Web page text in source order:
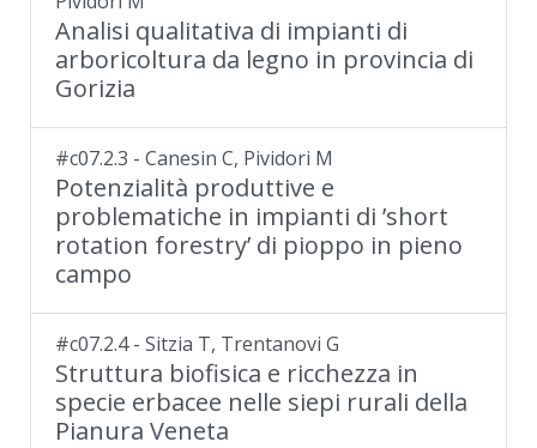
Analisi qualitativa di impianti di
arboricoltura da legno in provincia di
Gorizia
#c07.2.3 - Canesin C, Pividori M
Potenzialità produttive e
problematiche in impianti di ’short
rotation forestry’ di pioppo in pieno
campo
#c07.2.4 - Sitzia T, Trentanovi G
Struttura biofisica e ricchezza in
specie erbacee nelle siepi rurali della
Pianura Veneta